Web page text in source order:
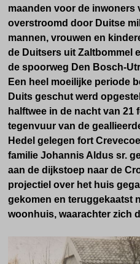
maanden voor de inwoners
overstroomd door Duitse
mannen, vrouwen en
de Duitsers uit Zaltbommel
de spoorweg Den Bosch-
Een heel moeilijke periode
Duits geschut werd
halftwee in de nacht van 21
tegenvuur van de
Hedel gelegen fort
familie Johannis Aldus sr.
aan de dijkstoep naar de
projectiel over het huis
gekomen en teruggekaatst
woonhuis, waarachter zich